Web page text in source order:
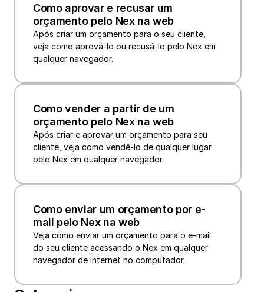
Como aprovar e recusar um
orçamento pelo Nex na web
Após criar um orçamento para o seu cliente,
veja como aprová-lo ou recusá-lo pelo Nex em
qualquer navegador.
Como vender a partir de um
orçamento pelo Nex na web
Após criar e aprovar um orçamento para seu
cliente, veja como vendê-lo de qualquer lugar
Como enviar um orçamento por e-
mail pelo Nex na web
Veja como enviar um orçamento para o e-mail
do seu cliente acessando o Nex em qualquer
navegador de internet no computador.